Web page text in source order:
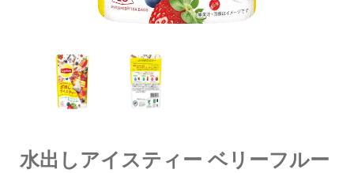
水出しアイスティー ベリーフルー